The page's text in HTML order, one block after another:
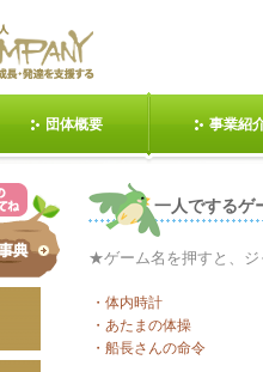
団体概要 事業紹
POIおじさんの話②
健康の第１歩
ら！①
日本昭和村201203 動く(１
静か(３人) 動く(数
一人でするゲ
★ゲーム名を押すと、ジ
・体内時計
・あたまの体操
・船長さんの命令